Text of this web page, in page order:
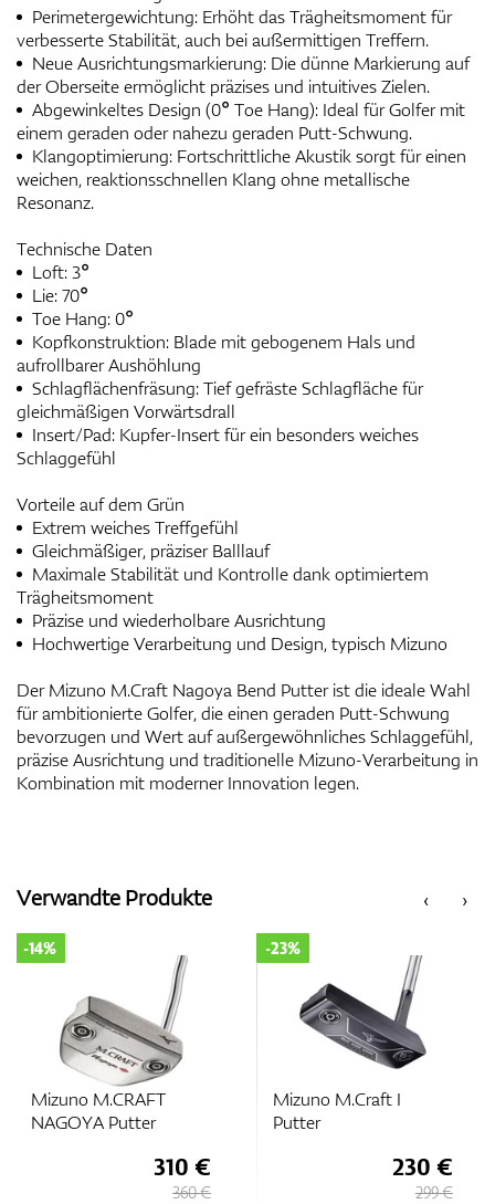
Perimetergewichtung: Erhöht das Trägheitsmoment für
verbesserte Stabilität, auch bei außermittigen Treffern.
Neue Ausrichtungsmarkierung: Die dünne Markierung auf
der Oberseite ermöglicht präzises und intuitives Zielen.
Abgewinkeltes Design (0° Toe Hang): Ideal für Golfer mit
einem geraden oder nahezu geraden Putt-Schwung.
Klangoptimierung: Fortschrittliche Akustik sorgt für einen
weichen, reaktionsschnellen Klang ohne metallische
Resonanz.
Technische Daten
Loft: 3°
Lie: 70°
Toe Hang: 0°
Kopfkonstruktion: Blade mit gebogenem Hals und
aufrollbarer Aushöhlung
Schlagflächenfräsung: Tief gefräste Schlagfläche für
gleichmäßigen Vorwärtsdrall
Insert/Pad: Kupfer-Insert für ein besonders weiches
Schlaggefühl
Vorteile auf dem Grün
Extrem weiches Treffgefühl
Gleichmäßiger, präziser Balllauf
Maximale Stabilität und Kontrolle dank optimiertem
Trägheitsmoment
Präzise und wiederholbare Ausrichtung
Hochwertige Verarbeitung und Design, typisch Mizuno
Der Mizuno M.Craft Nagoya Bend Putter ist die ideale Wahl
für ambitionierte Golfer, die einen geraden Putt-Schwung
bevorzugen und Wert auf außergewöhnliches Schlaggefühl,
präzise Ausrichtung und traditionelle Mizuno-Verarbeitung in
Kombination mit moderner Innovation legen.
‹
Verwandte Produkte ›
Mizuno M.CRAFT
NAGOYA Putter
-14%
310 €
360 €
Mizuno M.Craft I
Putter
-23%
230 €
299 €